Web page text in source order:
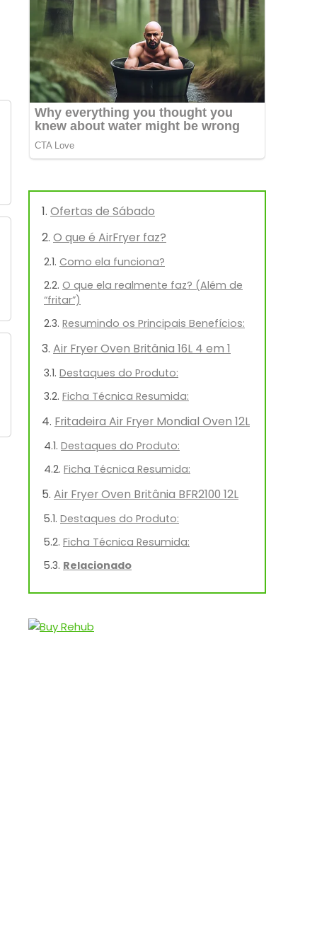
Ofertas de Sábado
O que é AirFryer faz?
Como ela funciona?
O que ela realmente faz? (Além de
“fritar”)
Resumindo os Principais Benefícios:
Air Fryer Oven Britânia 16L 4 em 1
Destaques do Produto:
Ficha Técnica Resumida:
Fritadeira Air Fryer Mondial Oven 12L
Destaques do Produto:
Ficha Técnica Resumida:
Air Fryer Oven Britânia BFR2100 12L
Destaques do Produto:
Ficha Técnica Resumida:
Relacionado